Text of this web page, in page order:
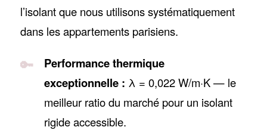
l’isolant que nous utilisons systématiquement
dans les appartements parisiens.
Performance thermique
exceptionnelle : λ = 0,022 W/m·K — le
meilleur ratio du marché pour un isolant
rigide accessible.